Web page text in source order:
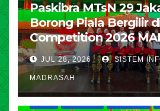
Paskibra MTsN 29
Borong Piala Bergilir
Competition 2026
JUL 28, 2026 SISTEM
MADRASAH